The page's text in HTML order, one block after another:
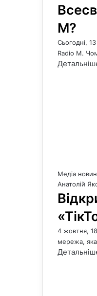
M?
Сьогодні,
Radio M.
Медіа
Анатолій
4 жовтня,
мережа, яка